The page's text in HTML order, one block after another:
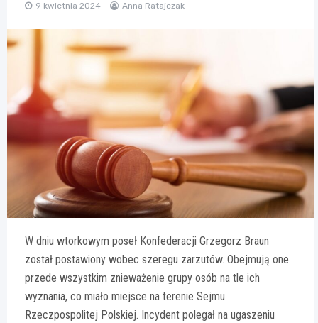
9 kwietnia 2024 Anna Ratajczak
W dniu wtorkowym poseł Konfederacji Grzegorz Braun
został postawiony wobec szeregu zarzutów. Obejmują one
przede wszystkim znieważenie grupy osób na tle ich
wyznania, co miało miejsce na terenie Sejmu
Rzeczpospolitej Polskiej. Incydent polegał na ugaszeniu